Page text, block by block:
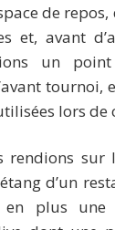
de
et, avant
un point
tournoi,
lors de
rendions sur
d’un
en plus une